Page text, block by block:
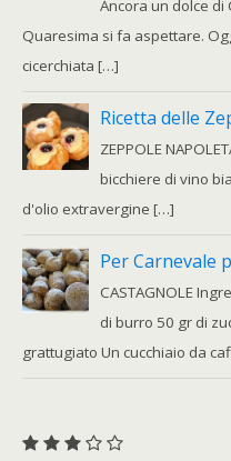
Ancora un dolce di
Quaresima si fa aspettare.
cicerchiata […]
Ricetta delle
ZEPPOLE
bicchiere di vino
d'olio extravergine […]
Per Carnevale
CASTAGNOLE
di burro 50 gr di
grattugiato Un cucchiaio da